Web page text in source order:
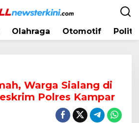
Olahraga Otomotif
Warga Sialang di
Polres Kampar